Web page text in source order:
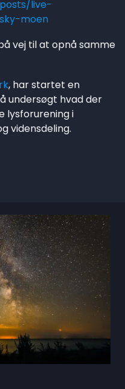
live-
moen
vej til at opnå samme
, har startet en
undersøgt hvad der
lysforurening i
vidensdeling.